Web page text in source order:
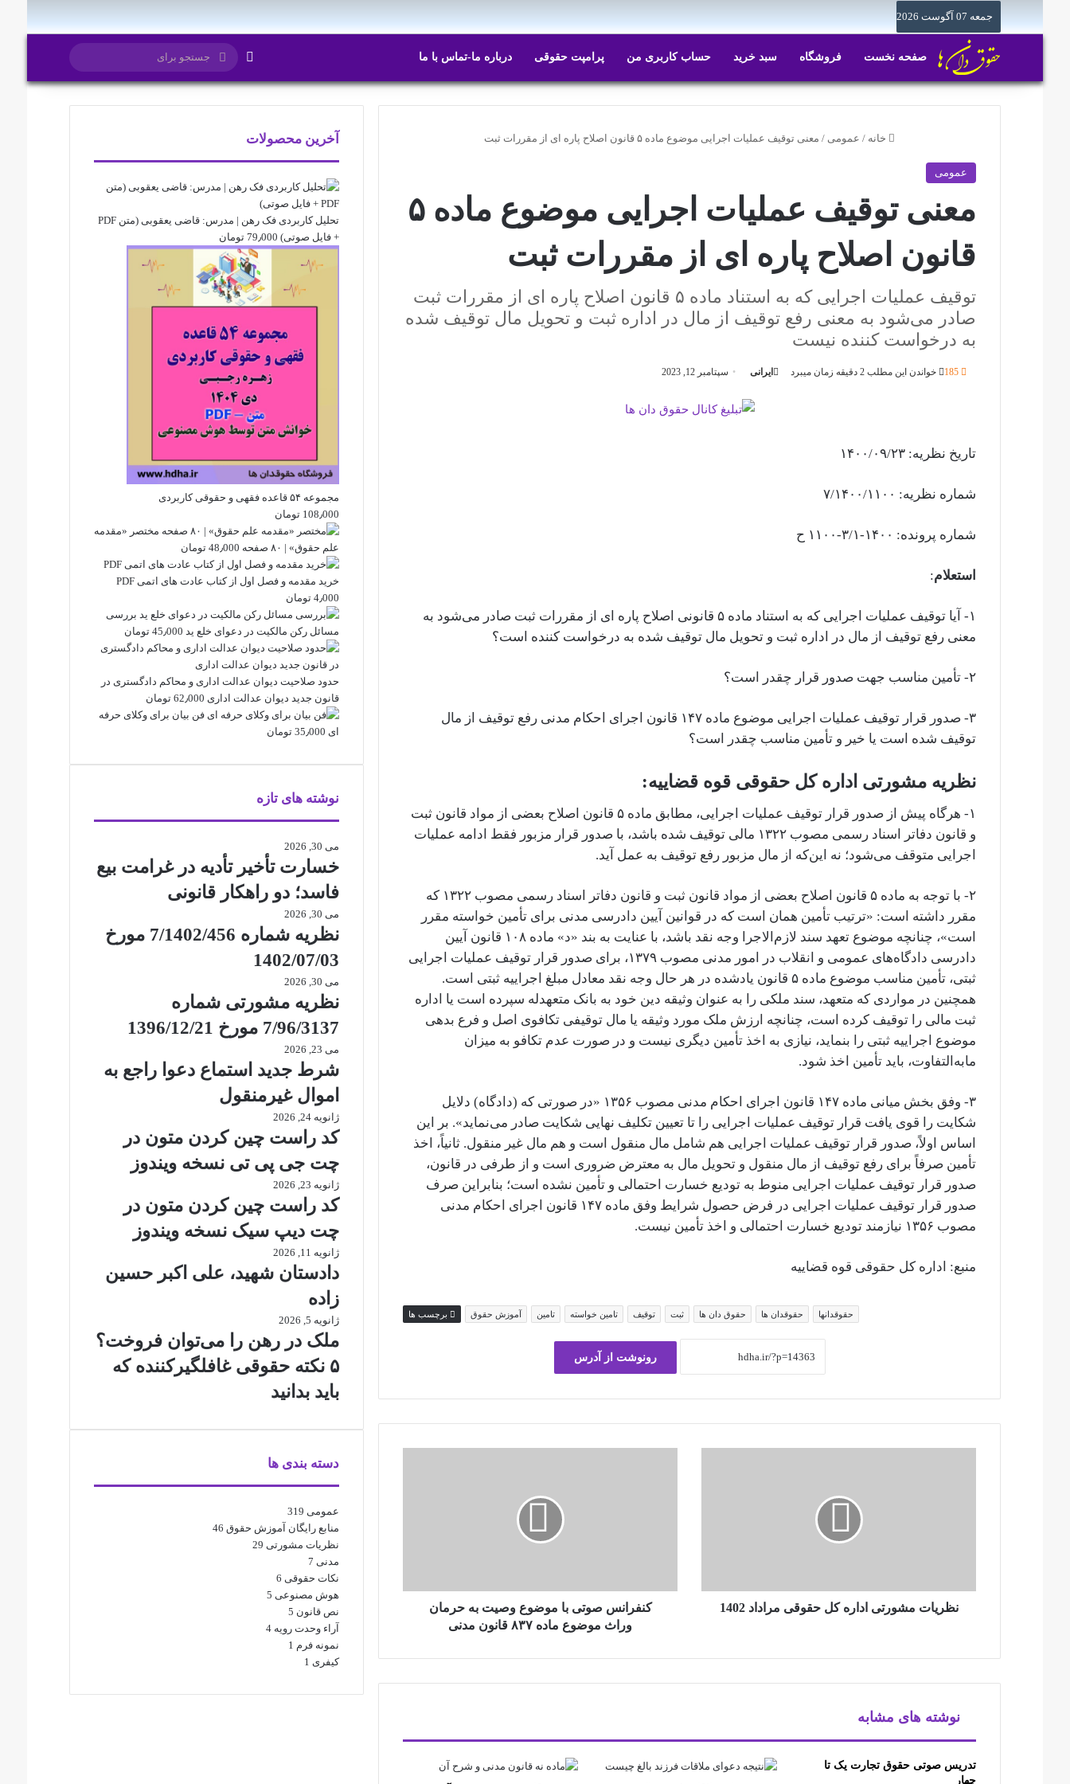
جمعه 07 آگوست 2026
صفحه نخست فروشگاه سبد خرید حساب کاربری من پرامپت حقوقی درباره ما-تماس با ما تغییر پوسته
جستجو
برای
خانه / عمومی / معنی توقیف عملیات اجرایی موضوع ماده ۵ قانون اصلاح پاره ای از مقررات ثبت
عمومی
معنی توقیف عملیات اجرایی موضوع ماده ۵
قانون اصلاح پاره ای از مقررات ثبت
توقیف عملیات اجرایی که به استناد ماده ۵ قانون اصلاح پاره ای از مقررات ثبت
صادر می‌شود به معنی رفع توقیف از مال در اداره ثبت و تحویل مال توقیف شده
به درخواست کننده نیست
ایرانی سپتامبر 12, 2023 خواندن این مطلب 2 دقیقه زمان میبرد
تاریخ نظریه: ۱۴۰۰/۰۹/۲۳
شماره نظریه: ۷/۱۴۰۰/۱۱۰۰
شماره پرونده: ۱۴۰۰-۳/۱-۱۱۰۰ ح
استعلام:
۱- آیا توقیف عملیات اجرایی که به استناد ماده ۵ قانونی اصلاح پاره ای از مقررات ثبت صادر می‌شود به
معنی رفع توقیف از مال در اداره ثبت و تحویل مال توقیف شده به درخواست کننده است؟
۲- تأمین مناسب جهت صدور قرار چقدر است؟
۳- صدور قرار توقیف عملیات اجرایی موضوع ماده ۱۴۷ قانون اجرای احکام مدنی رفع توقیف از مال
توقیف شده است یا خیر و تأمین مناسب چقدر است؟
نظریه مشورتی اداره کل حقوقی قوه قضاییه:
۱- هرگاه پیش از صدور قرار توقیف عملیات اجرایی، مطابق ماده ۵ قانون اصلاح بعضی از مواد قانون ثبت
و قانون دفاتر اسناد رسمی مصوب ۱۳۲۲ مالی توقیف شده باشد، با صدور قرار مزبور فقط ادامه عملیات
اجرایی متوقف می‌شود؛ نه این‌که از مال مزبور رفع توقیف به عمل آید.
۲- با توجه به ماده ۵ قانون اصلاح بعضی از مواد قانون ثبت و قانون دفاتر اسناد رسمی مصوب ۱۳۲۲ که
مقرر داشته است: «ترتیب تأمین همان است که در قوانین آیین دادرسی مدنی برای تأمین خواسته مقرر
است»، چنانچه موضوع تعهد سند لازم‌الاجرا وجه نقد باشد، با عنایت به بند «د» ماده ۱۰۸ قانون آیین
دادرسی دادگاه‌های عمومی و انقلاب در امور مدنی مصوب ۱۳۷۹، برای صدور قرار توقیف عملیات اجرایی
ثبتی، تأمین مناسب موضوع ماده ۵ قانون یادشده در هر حال وجه نقد معادل مبلغ اجراییه ثبتی است.
همچنین در مواردی که متعهد، سند ملکی را به عنوان وثیقه دین خود به بانک متعهد‌له سپرده است یا اداره
ثبت مالی را توقیف کرده است، چنانچه ارزش ملک مورد وثیقه یا مال توقیفی تکافوی اصل و فرع بدهی
موضوع اجراییه ثبتی را بنماید، نیازی به اخذ تأمین دیگری نیست و در صورت عدم تکافو به میزان
ما‌به‌التفاوت، باید تأمین اخذ شود.
۳- وفق بخش میانی ماده ۱۴۷ قانون اجرای احکام مدنی مصوب ۱۳۵۶ «در صورتی که (دادگاه) دلایل
شکایت را قوی یافت قرار توقیف عملیات اجرایی را تا تعیین تکلیف نهایی شکایت صادر می‌نماید». بر این
اساس اولاً، صدور قرار توقیف عملیات اجرایی هم شامل مال منقول است و هم مال غیر منقول. ثانیاً، اخذ
تأمین صرفاً برای رفع توقیف از مال منقول و تحویل مال به معترض ضروری است و از طرفی در قانون،
صدور قرار توقیف عملیات اجرایی منوط به تودیع خسارت احتمالی و تأمین ‌‌نشده است؛ بنابراین صرف
صدور قرار توقیف عملیات اجرایی در فرض حصول شرایط وفق ماده ۱۴۷ قانون اجرای احکام مدنی
مصوب ۱۳۵۶ نیازمند تودیع خسارت احتمالی و اخذ تأمین نیست.
منبع: اداره کل حقوقی قوه قضاییه
برچسب ها آموزش حقوق تامین تامین خواسته توقیف ثبت حقوق دان ها حقوقدان ها حقوقدانها
رونوشت از آدرس
کنفرانس صوتی با موضوع وصیت به حرمان
وراث موضوع ماده ۸۳۷ قانون مدنی
نظریات مشورتی اداره کل حقوقی مراداد 1402
نوشته های مشابه
تدریس صوتی حقوق تجارت یک تا
چهار
آخرین محصولات
تحلیل کاربردی فک رهن | مدرس: قاضی یعقوبی (متن PDF
+ فایل صوتی) 79٫000 تومان
مجموعه ۵۴ قاعده فقهی و حقوقی کاربردی
108٫000 تومان
مختصر «مقدمه
علم حقوق» | ۸۰ صفحه
48٫000 تومان
خرید مقدمه و فصل اول از کتاب عادت های اتمی PDF
4٫000 تومان
بررسی
مسائل رکن مالکیت در دعوای خلع ید 45٫000 تومان
حدود صلاحیت دیوان عدالت اداری و محاکم دادگستری در
قانون جدید دیوان عدالت اداری 62٫000 تومان
فن بیان برای وکلای حرفه
ای 35٫000 تومان
نوشته های تازه
می 30, 2026
خسارت تأخیر تأدیه در غرامت بیع
فاسد؛ دو راهکار قانونی
می 30, 2026
نظریه شماره 7/1402/456 مورخ
1402/07/03
می 30, 2026
نظریه مشورتی شماره
7/96/3137 مورخ 1396/12/21
می 23, 2026
شرط جدید استماع دعوا راجع به
اموال غیرمنقول
ژانویه 24, 2026
کد راست چین کردن متون در
چت جی پی تی نسخه ویندوز
ژانویه 23, 2026
کد راست چین کردن متون در
چت دیپ سیک نسخه ویندوز
ژانویه 11, 2026
دادستان شهید، علی اکبر حسین
زاده
ژانویه 5, 2026
ملک در رهن را می‌توان فروخت؟
۵ نکته حقوقی غافلگیرکننده که
باید بدانید
دسته بندی ها
عمومی 319
منابع رایگان آموزش حقوق 46
نظریات مشورتی 29
مدنی 7
نکات حقوقی 6
هوش مصنوعی 5
نص قانون 5
آراء وحدت رویه 4
نمونه فرم 1
کیفری 1